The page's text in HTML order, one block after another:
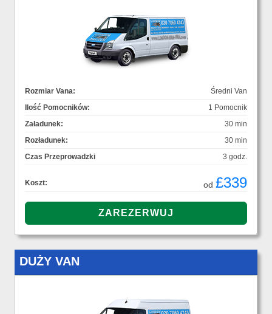
Rozmiar Vana:
Średni Van
Ilość Pomocników:
1 Pomocnik
Załadunek:
30 min
Rozładunek:
30 min
Czas Przeprowadzki
3 godz.
Koszt: od £339
DUŻY VAN